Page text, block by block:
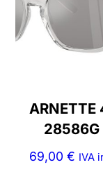
ARNETTE
28586G
69,00€ IVA